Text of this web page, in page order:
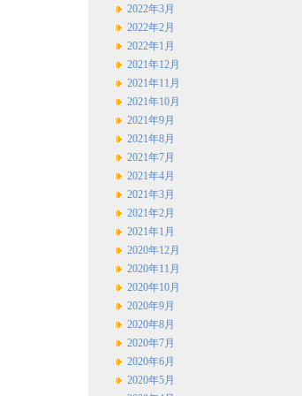
2022年3月
2022年2月
2022年1月
2021年12月
2021年11月
2021年10月
2021年9月
2021年8月
2021年7月
2021年4月
2021年3月
2021年2月
2021年1月
2020年12月
2020年11月
2020年10月
2020年9月
2020年8月
2020年7月
2020年6月
2020年5月